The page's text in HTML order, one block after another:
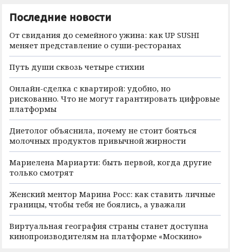
Последние новости
От свидания до семейного ужина: как UP SUSHI
меняет представление о суши-ресторанах
Путь души сквозь четыре стихии
Онлайн-сделка с квартирой: удобно, но
рискованно. Что не могут гарантировать цифровые
платформы
Диетолог объяснила, почему не стоит бояться
молочных продуктов привычной жирности
Мариелена Мариарти: быть первой, когда другие
только смотрят
Женский ментор Марина Росс: как ставить личные
границы, чтобы тебя не боялись, а уважали
Виртуальная география страны станет доступна
кинопроизводителям на платформе «Москино»